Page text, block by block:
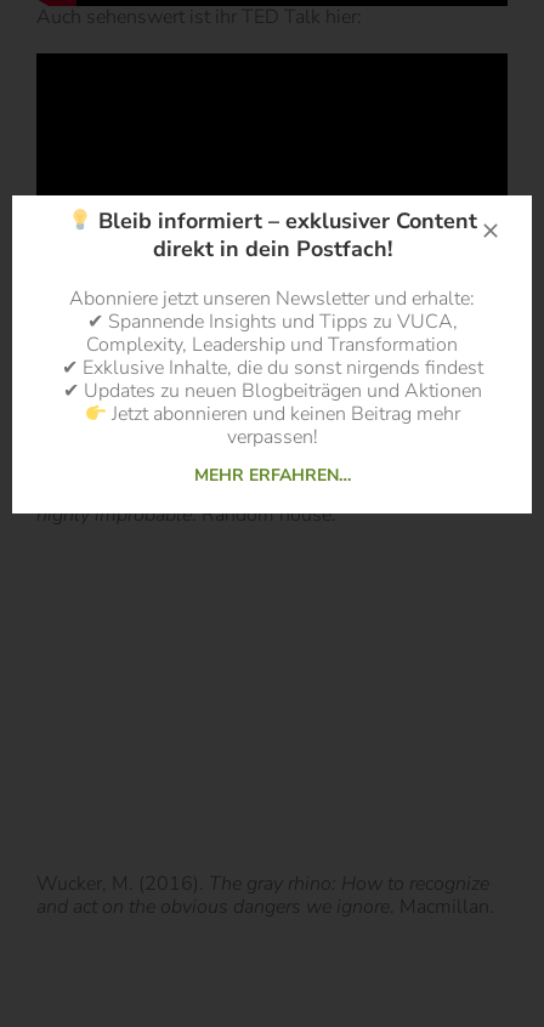
Auch sehenswert ist ihr TED Talk hier:
Auf ihrem Blog beschreibt sie ferner (sehr lesenswert),
die Highlights derGrey Rhinos von 2019und auch der
vorigen Jahre aus ihrer Sicht.
highly improbable. Random house.
Wucker, M. (2016). The gray rhino: How to recognize
and act on the obvious dangers we ignore. Macmillan.
Bleib informiert – exklusiver Content
direkt in dein Postfach!
Abonniere jetzt unseren Newsletter und erhalte:
✔ Spannende Insights und Tipps zu VUCA,
Complexity, Leadership und Transformation
✔ Exklusive Inhalte, die du sonst nirgends findest
✔ Updates zu neuen Blogbeiträgen und Aktionen
Jetzt abonnieren und keinen Beitrag mehr
verpassen!
MEHR ERFAHREN…